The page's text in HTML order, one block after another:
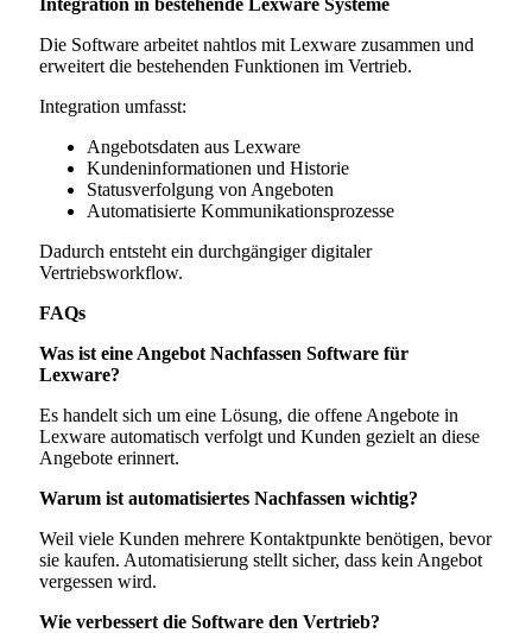
Die Software arbeitet nahtlos mit Lexware zusammen und
erweitert die bestehenden Funktionen im Vertrieb.
Integration umfasst:
Angebotsdaten aus Lexware
Kundeninformationen und Historie
Statusverfolgung von Angeboten
Automatisierte Kommunikationsprozesse
Dadurch entsteht ein durchgängiger digitaler
Vertriebsworkflow.
FAQs
Was ist eine Angebot Nachfassen Software für
Lexware?
Es handelt sich um eine Lösung, die offene Angebote in
Lexware automatisch verfolgt und Kunden gezielt an diese
Angebote erinnert.
Warum ist automatisiertes Nachfassen wichtig?
Weil viele Kunden mehrere Kontaktpunkte benötigen, bevor
sie kaufen. Automatisierung stellt sicher, dass kein Angebot
vergessen wird.
Wie verbessert die Software den Vertrieb?